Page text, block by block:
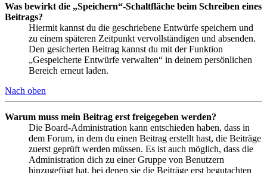
Was bewirkt die „Speichern“-Schaltfläche beim Schreiben eines
Beitrags?
Hiermit kannst du die geschriebene Entwürfe speichern und
zu einem späteren Zeitpunkt vervollständigen und absenden.
Den gesicherten Beitrag kannst du mit der Funktion
„Gespeicherte Entwürfe verwalten“ in deinem persönlichen
Bereich erneut laden.
Nach oben
Warum muss mein Beitrag erst freigegeben werden?
Die Board-Administration kann entschieden haben, dass in
dem Forum, in dem du einen Beitrag erstellt hast, die Beiträge
zuerst geprüft werden müssen. Es ist auch möglich, dass die
Administration dich zu einer Gruppe von Benutzern
hinzugefügt hat, bei denen sie die Beiträge erst begutachten